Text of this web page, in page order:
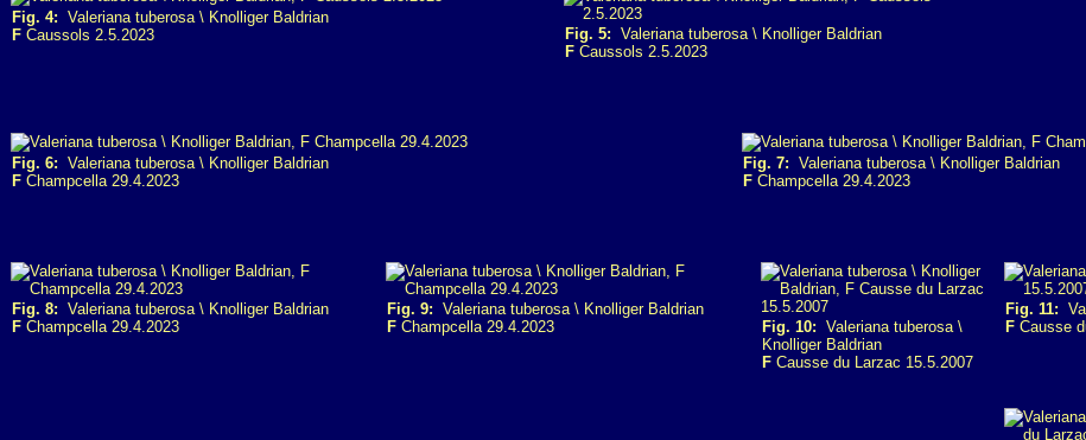
Fig. 4: Valeriana tuberosa \ Knolliger Baldrian
F Caussols 2.5.2023 Fig. 5: Valeriana tuberosa \ Knolliger Baldrian
F Caussols 2.5.2023
Fig. 6: Valeriana tuberosa \ Knolliger Baldrian
F Champcella 29.4.2023
Fig. 7: Valeriana tuberosa \ Knolliger Baldrian
F Champcella 29.4.2023
Fig. 8: Valeriana tuberosa \ Knolliger Baldrian
F Champcella 29.4.2023
Fig. 9: Valeriana tuberosa \ Knolliger Baldrian
F Champcella 29.4.2023 Fig. 10: Valeriana tuberosa \
Knolliger Baldrian
F Causse du Larzac 15.5.2007
Fig. 11:
F Causse